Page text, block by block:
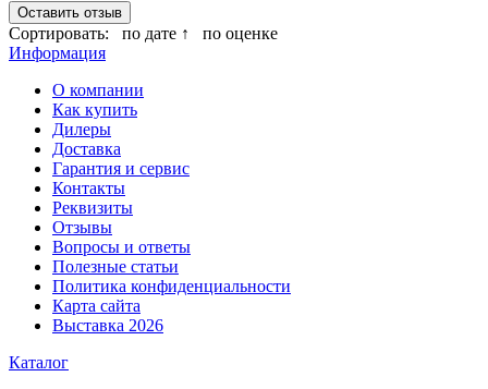
Оставить отзыв
Сортировать: по дате ↑
по оценке
Информация
О компании
Как купить
Дилеры
Доставка
Гарантия и сервис
Контакты
Реквизиты
Отзывы
Вопросы и ответы
Полезные статьи
Политика конфиденциальности
Карта сайта
Выставка 2026
Каталог